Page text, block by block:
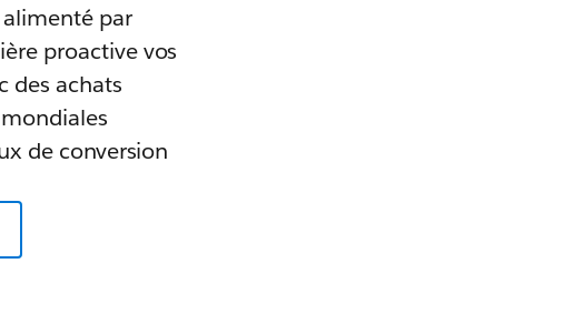
par
proactive vos
des achats
de conversion